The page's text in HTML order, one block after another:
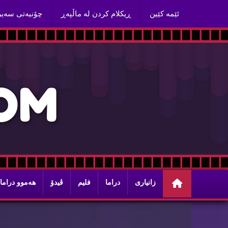
ئێمه‌ كێین ڕیكلام كردن له‌ ماڵپه‌ڕ چۆنیه‌تی
M
زانیاری دراما فلیم ڤیدۆ هه‌موو